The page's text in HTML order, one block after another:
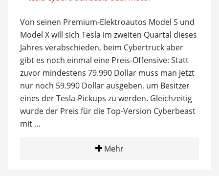
Von seinen Premium-Elektroautos Model S und
Model X will sich Tesla im zweiten Quartal dieses
Jahres verabschieden, beim Cybertruck aber
gibt es noch einmal eine Preis-Offensive: Statt
zuvor mindestens 79.990 Dollar muss man jetzt
nur noch 59.990 Dollar ausgeben, um Besitzer
eines der Tesla-Pickups zu werden. Gleichzeitig
wurde der Preis für die Top-Version Cyberbeast
mit …
Mehr